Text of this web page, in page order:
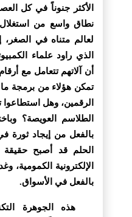
الأكثر جنوناً في كل
نطاق واسع من استغلال
لعالم متناه في الصغر،
الذي راود علماء
تمكن هؤلاء من برمجة ما
الرقمين، وهل استطاعوا
الطلاسم العويصة؟
بالفعل من إيجاد ثورة
الحلم قد أصبح حقيقة
الإلكترونية الكمومية،
بالفعل في الأسواق.
هذه الجوهرة